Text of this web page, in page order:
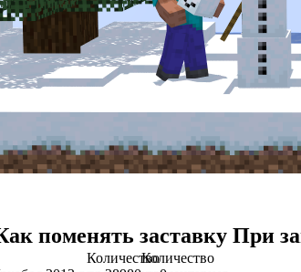
поменять заставку При
КоличествоКоличество